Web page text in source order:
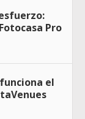
Pro
el